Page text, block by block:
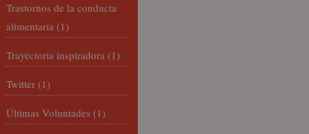
Trastornos de la conducta
alimentaria (1)
Trayectoria inspiradora (1)
Twitter (1)
Últimas Voluntades (1)